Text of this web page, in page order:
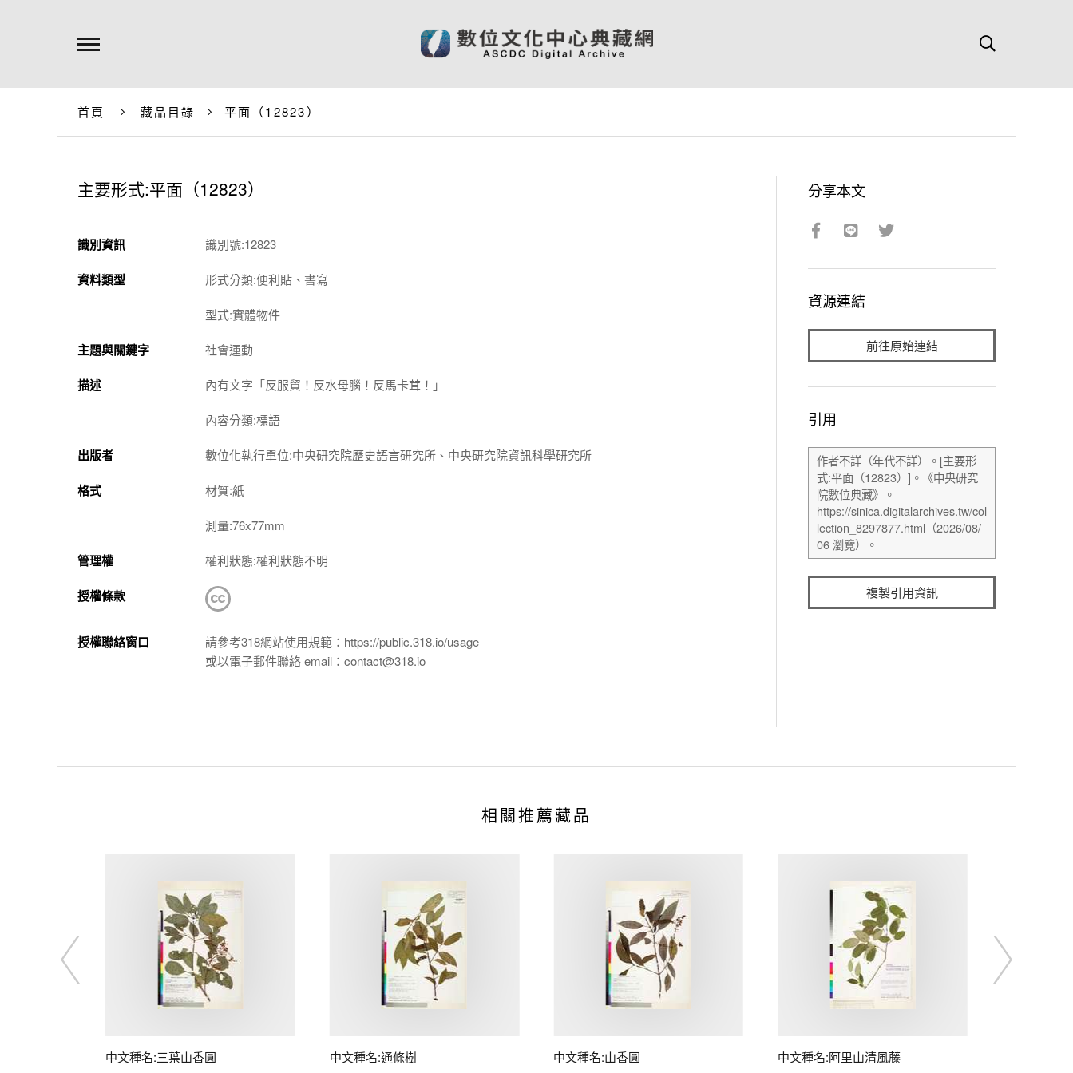
首頁 藏品目錄 平面（12823）
主要形式:平面（12823）
識別資訊 識別號:12823
資料類型 形式分類:便利貼、書寫
型式:實體物件
主題與關鍵字 社會運動
描述 內有文字「反服貿！反水母腦！反馬卡茸！」
內容分類:標語
出版者 數位化執行單位:中央研究院歷史語言研究所、中央研究院資訊科學研究所
格式 材質:紙
測量:76x77mm
管理權 權利狀態:權利狀態不明
授權條款
授權聯絡窗口
請參考318網站使用規範：https://public.318.io/usage
或以電子郵件聯絡 email：contact@318.io
分享本文
資源連結
前往原始連結
引用
複製引用資訊
相關推薦藏品
中文種名:三葉山香圓 中文種名:通條樹 中文種名:山香圓 中文種名:阿里山清風藤